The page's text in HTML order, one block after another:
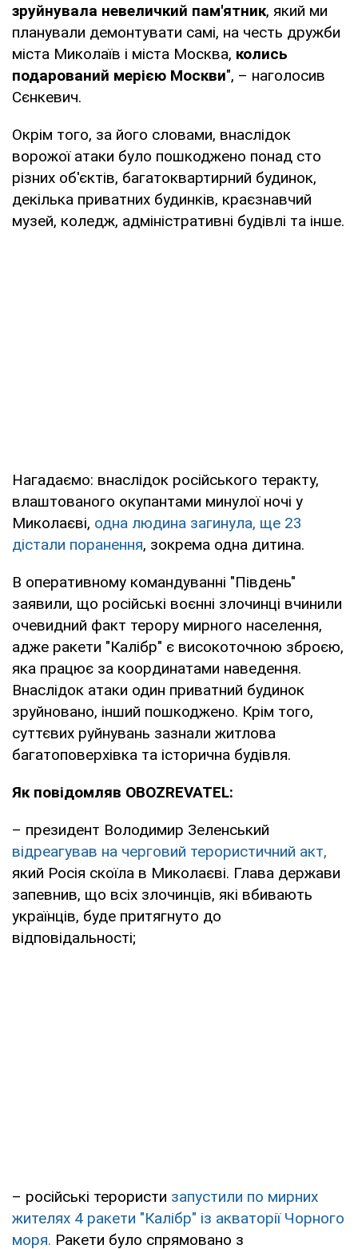
зруйнувала невеличкий пам'ятник, який ми
планували демонтувати самі, на честь дружби
міста Миколаїв і міста Москва, колись
подарований мерією Москви", – наголосив
Сєнкевич.
Окрім того, за його словами, внаслідок
ворожої атаки було пошкоджено понад сто
різних об'єктів, багатоквартирний будинок,
декілька приватних будинків, краєзнавчий
музей, коледж, адміністративні будівлі та інше.
Нагадаємо: внаслідок російського теракту,
влаштованого окупантами минулої ночі у
Миколаєві, одна людина загинула, ще 23
дістали поранення, зокрема одна дитина.
В оперативному командуванні "Південь"
заявили, що російські воєнні злочинці вчинили
очевидний факт терору мирного населення,
адже ракети "Калібр" є високоточною зброєю,
яка працює за координатами наведення.
Внаслідок атаки один приватний будинок
зруйновано, інший пошкоджено. Крім того,
суттєвих руйнувань зазнали житлова
багатоповерхівка та історична будівля.
Як повідомляв OBOZREVATEL:
– президент Володимир Зеленський
відреагував на черговий терористичний акт,
який Росія скоїла в Миколаєві. Глава держави
запевнив, що всіх злочинців, які вбивають
українців, буде притягнуто до
відповідальності;
– російські терористи запустили по мирних
жителях 4 ракети "Калібр" із акваторії Чорного
моря. Ракети було спрямовано з